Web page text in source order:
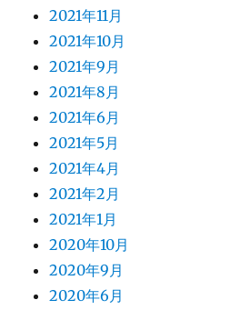
2021年11月
2021年10月
2021年9月
2021年8月
2021年6月
2021年5月
2021年4月
2021年2月
2021年1月
2020年10月
2020年9月
2020年6月